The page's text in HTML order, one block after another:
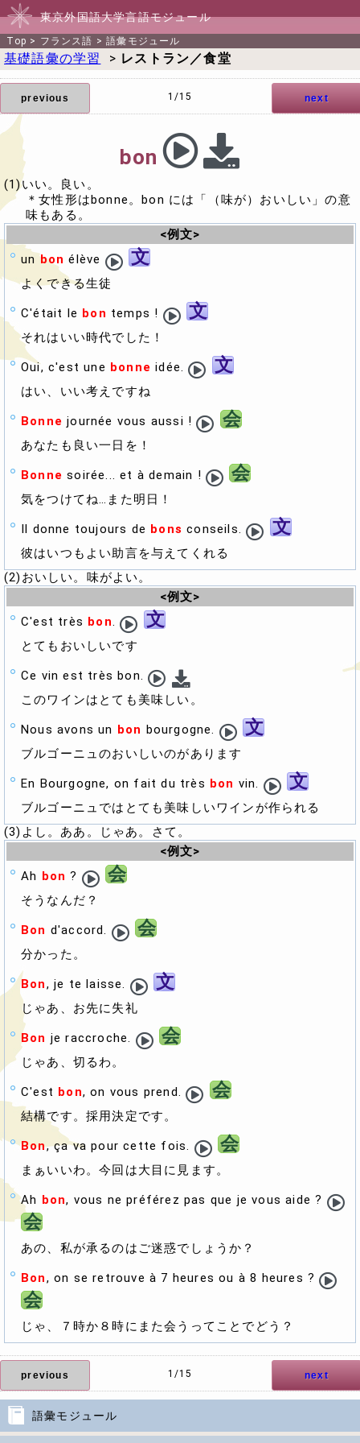
東京外国語大学言語モジュール
Top > フランス語 >語彙モジュール
語彙モジュール
基礎語彙の学習 > レストラン／食堂
previous next
1/15
bon
(1)いい。良い。
＊女性形はbonne。bon には「（味が）おいしい」の意
味もある。
<例文>
unbon élève 文
よくできる生徒
C'était le bon temps ! 文
それはいい時代でした！
Oui, c'est une bonne idée. 文
はい、いい考えですね
Bonne journée vous aussi ! 会
あなたも良い一日を！
Bonne soirée... et à demain ! 会
気をつけてね…また明日！
Il donne toujours de bons conseils. 文
彼はいつもよい助言を与えてくれる
(2)おいしい。味がよい。
<例文>
C'est très bon. 文
とてもおいしいです
Ce vin est très bon.
このワインはとても美味しい。
Nous avons un bon bourgogne. 文
ブルゴーニュのおいしいのがあります
En Bourgogne, on fait du très bon vin. 文
ブルゴーニュではとても美味しいワインが作られる
(3)よし。ああ。じゃあ。さて。
<例文>
Ah bon ? 会
そうなんだ？
Bon d'accord. 会
分かった。
Bon, je te laisse. 文
じゃあ、お先に失礼
Bon je raccroche. 会
じゃあ、切るわ。
C'est bon, on vous prend. 会
結構です。採用決定です。
Bon, ça va pour cette fois. 会
まぁいいわ。今回は大目に見ます。
Ah bon, vous ne préférez pas que je vous aide ?
会
あの、私が承るのはご迷惑でしょうか？
Bon, on se retrouve à 7 heures ou à 8 heures ?
会
じゃ、７時か８時にまた会うってことでどう？
previous next
1/15